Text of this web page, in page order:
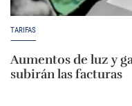
TARIFAS
Aumentos de luz y
subirán las facturas